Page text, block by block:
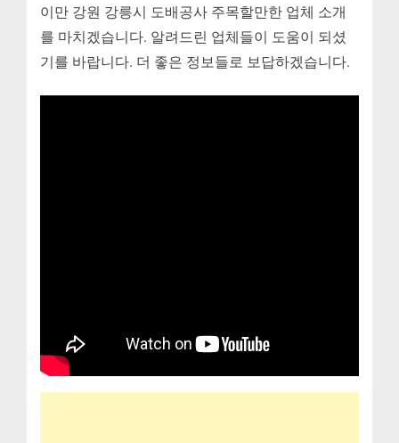
이만 강원 강릉시 도배공사 주목할만한 업체 소개
를 마치겠습니다. 알려드린 업체들이 도움이 되셨
기를 바랍니다. 더 좋은 정보들로 보답하겠습니다.